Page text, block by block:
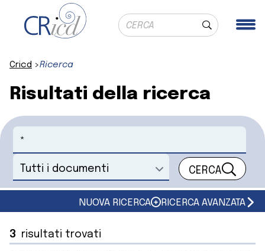
Ricerca globale
Cerca
Cricd Ricerca
Risultati della ricerca
Cerca
Seleziona un documento CERCA
NUOVA RICERCA RICERCA AVANZATA
3 risultati trovati